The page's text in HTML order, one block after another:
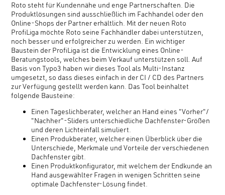
Roto steht für Kundennähe und enge Partnerschaften. Die
Produktlösungen sind ausschließlich im Fachhandel oder den
Online-Shops der Partner erhältlich. Mit der neuen Roto
ProfiLiga möchte Roto seine Fachhändler dabei unterstützen,
noch besser und erfolgreicher zu werden. Ein wichtiger
Baustein der ProfiLiga ist die Entwicklung eines Online-
Beratungstools, welches beim Verkauf unterstützen soll. Auf
Basis von Typo3 haben wir dieses Tool als Multi-Instanz
umgesetzt, so dass dieses einfach in der CI / CD des Partners
zur Verfügung gestellt werden kann. Das Tool beinhaltet
folgende Bausteine:
Einen Tageslichberater, welcher an Hand eines "Vorher"/
"Nachher"-Sliders unterschiedliche Dachfenster-Größen
und deren Lichteinfall simuliert.
Einen Produkberater, welcher einen Überblick über die
Unterschiede, Merkmale und Vorteile der verschiedenen
Dachfenster gibt.
Einen Produktkonfigurator, mit welchem der Endkunde an
Hand ausgewählter Fragen in wenigen Schritten seine
optimale Dachfenster-Lösung findet.